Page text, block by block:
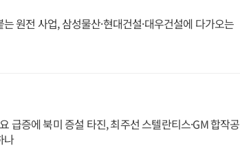
원전 사업, 삼성물산·현대건설·대우건설에 다가오는
급증에 북미 증설 타진, 최주선 스텔란티스·GM 합작공
나